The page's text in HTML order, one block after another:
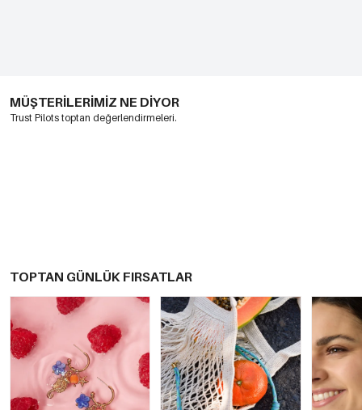
MÜŞTERİLERİMİZ NE DİYOR
Trust Pilots toptan değerlendirmeleri.
TOPTAN GÜNLÜK FIRSATLAR